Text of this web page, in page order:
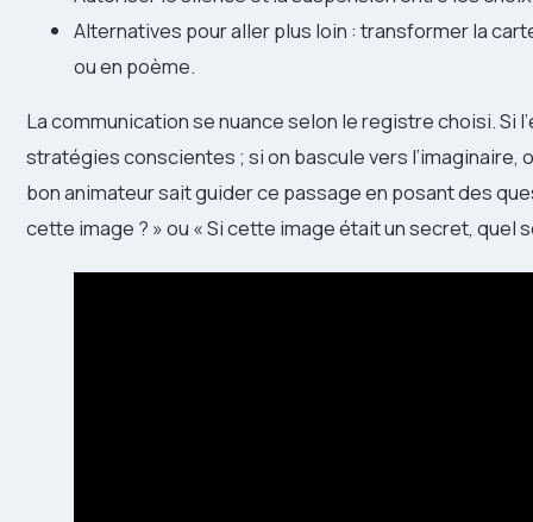
Alternatives pour aller plus loin : transformer la
ou en poème.
La communication se nuance selon le registre choisi. Si
stratégies conscientes ; si on bascule vers l’imaginaire,
bon animateur sait guider ce passage en posant des
cette image ? » ou « Si cette image était un secret, quel